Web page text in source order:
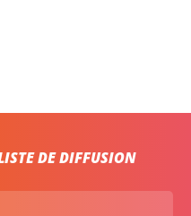
DE DIFFUSION